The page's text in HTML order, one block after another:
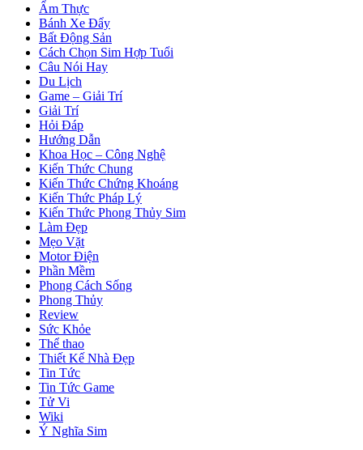
Ẩm Thực
Bánh Xe Đẩy
Bất Động Sản
Cách Chọn Sim Hợp Tuổi
Câu Nói Hay
Du Lịch
Game – Giải Trí
Giải Trí
Hỏi Đáp
Hướng Dẫn
Khoa Học – Công Nghệ
Kiến Thức Chung
Kiến Thức Chứng Khoáng
Kiến Thức Pháp Lý
Kiến Thức Phong Thủy Sim
Làm Đẹp
Mẹo Vặt
Motor Điện
Phần Mềm
Phong Cách Sống
Phong Thủy
Review
Sức Khỏe
Thể thao
Thiết Kế Nhà Đẹp
Tin Tức
Tin Tức Game
Tử Vi
Wiki
Ý Nghĩa Sim